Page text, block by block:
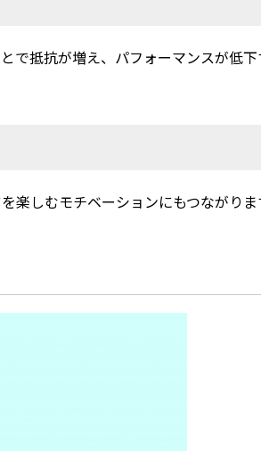
で抵抗が増え、パフォーマンスが低
しむモチベーションにもつながりま